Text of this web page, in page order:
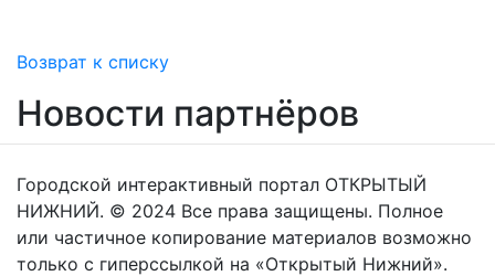
Возврат к списку
Новости партнёров
Городской интерактивный портал ОТКРЫТЫЙ
НИЖНИЙ. © 2024 Все права защищены. Полное
или частичное копирование материалов возможно
только с гиперссылкой на «Открытый Нижний».